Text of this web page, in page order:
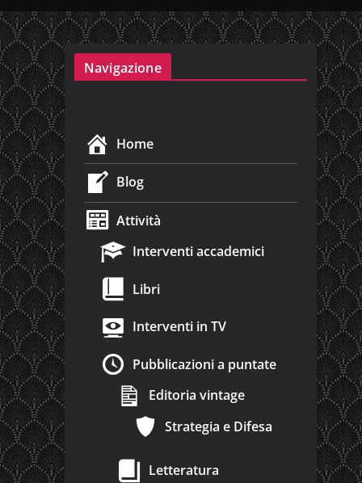
Navigazione
Home
Blog
Attività
Interventi accademici
Libri
Interventi in TV
Pubblicazioni a puntate
Editoria vintage
Strategia e Difesa
Letteratura